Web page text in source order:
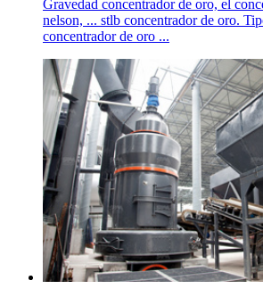
Gravedad concentrador de oro, el
nelson, ... stlb concentrador de oro.
concentrador de oro ...